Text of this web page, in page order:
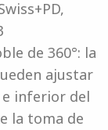
de 360°: la
ajustar
inferior del
la toma de